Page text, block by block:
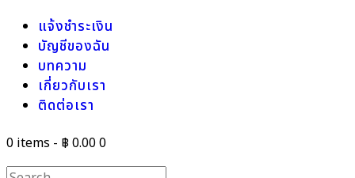
แจ้งชำระเงิน
บัญชีของฉัน
บทความ
เกี่ยวกับเรา
ติดต่อเรา
0 items - ฿ 0.000